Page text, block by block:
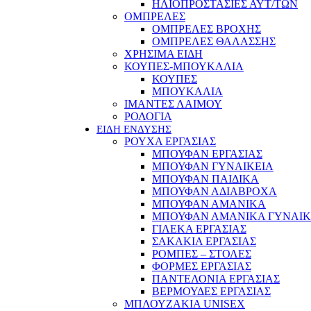
ΗΛΙΟΠΡΟΣΤΑΣΙΕΣ ΑΥΤ/ΤΩΝ
ΟΜΠΡΕΛΕΣ
ΟΜΠΡΕΛΕΣ ΒΡΟΧΗΣ
ΟΜΠΡΕΛΕΣ ΘΑΛΑΣΣΗΣ
ΧΡΗΣΙΜΑ ΕΙΔΗ
ΚΟΥΠΕΣ-ΜΠΟΥΚΑΛΙΑ
ΚΟΥΠΕΣ
ΜΠΟΥΚΑΛΙΑ
ΙΜΑΝΤΕΣ ΛΑΙΜΟΥ
ΡΟΛΟΓΙΑ
ΕΙΔΗ ΕΝΔΥΣΗΣ
ΡΟΥΧΑ ΕΡΓΑΣΙΑΣ
ΜΠΟΥΦΑΝ ΕΡΓΑΣΙΑΣ
ΜΠΟΥΦΑΝ ΓΥΝΑΙΚΕΙΑ
ΜΠΟΥΦΑΝ ΠΑΙΔΙΚΑ
ΜΠΟΥΦΑΝ ΑΔΙΑΒΡΟΧΑ
ΜΠΟΥΦΑΝ ΑΜΑΝΙΚΑ
ΜΠΟΥΦΑΝ ΑΜΑΝΙΚΑ
ΓΙΛΕΚΑ ΕΡΓΑΣΙΑΣ
ΣΑΚΑΚΙΑ ΕΡΓΑΣΙΑΣ
ΡΟΜΠΕΣ – ΣΤΟΛΕΣ
ΦΟΡΜΕΣ ΕΡΓΑΣΙΑΣ
ΠΑΝΤΕΛΟΝΙΑ ΕΡΓΑΣΙΑΣ
ΒΕΡΜΟΥΔΕΣ ΕΡΓΑΣΙΑΣ
ΜΠΛΟΥΖΑΚΙΑ UNISEX